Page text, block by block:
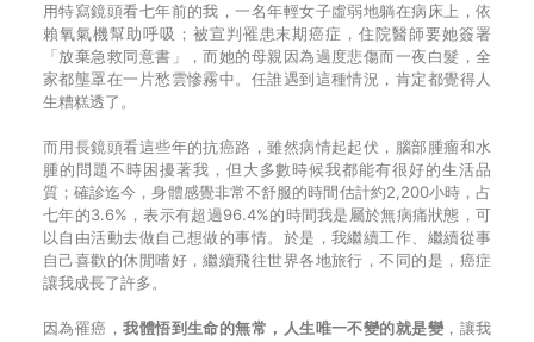
用特寫鏡頭看七年前的我，一名年輕女子虛弱地躺在病床上，依
賴氧氣機幫助呼吸；被宣判罹患末期癌症，住院醫師要她簽署
「放棄急救同意書」，而她的母親因為過度悲傷而一夜白髮，全
家都壟罩在一片愁雲慘霧中。任誰遇到這種情況，肯定都覺得人
生糟糕透了。
而用長鏡頭看這些年的抗癌路，雖然病情起起伏，腦部腫瘤和水
腫的問題不時困擾著我，但大多數時候我都能有很好的生活品
質；確診迄今，身體感覺非常不舒服的時間估計約2,200小時，占
七年的3.6%，表示有超過96.4%的時間我是屬於無病痛狀態，可
以自由活動去做自己想做的事情。於是，我繼續工作、繼續從事
自己喜歡的休閒嗜好，繼續飛往世界各地旅行，不同的是，癌症
讓我成長了許多。
因為罹癌，我體悟到生命的無常，人生唯一不變的就是變，讓我